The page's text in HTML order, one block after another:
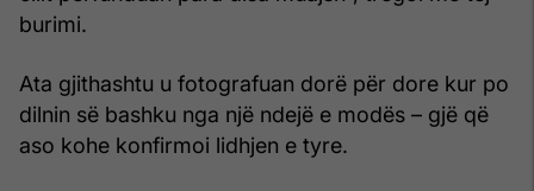
burimi.
Ata gjithashtu u fotografuan dorë për dore kur po
dilnin së bashku nga një ndejë e modës – gjë që
aso kohe konfirmoi lidhjen e tyre.